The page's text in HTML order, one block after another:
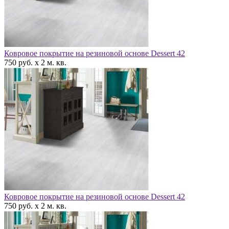
Ковровое покрытие на резиновой основе Dessert 42
750 руб. x 2 м. кв.
Ковровое покрытие на резиновой основе Dessert 42
750 руб. x 2 м. кв.